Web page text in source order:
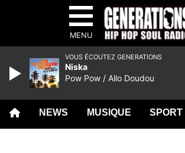
MENU
NEWS MUSIQUE SPORT
VOUS ÉCOUTEZ GENERATIONS
Niska
Pow Pow / Allo Doudou